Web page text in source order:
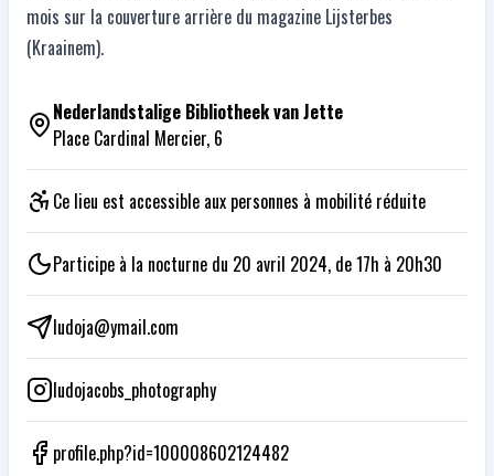
mois sur la couverture arrière du magazine Lijsterbes
(Kraainem).
Nederlandstalige Bibliotheek van Jette
Place Cardinal Mercier, 6
Ce lieu est accessible aux personnes à mobilité réduite
Participe à la nocturne du 20 avril 2024, de 17h à 20h30
ludoja@ymail.com
ludojacobs_photography
profile.php?id=100008602124482